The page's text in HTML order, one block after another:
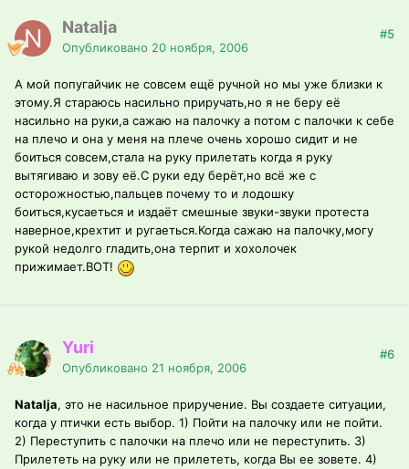
Natalja
Опубликовано 20 ноября, 2006
#5
А мой попугайчик не совсем ещё ручной но мы уже близки к
этому.Я стараюсь насильно приручать,но я не беру её
насильно на руки,а сажаю на палочку а потом с палочки к себе
на плечо и она у меня на плече очень хорошо сидит и не
боиться совсем,стала на руку прилетать когда я руку
вытягиваю и зову её.С руки еду берёт,но всё же с
осторожностью,пальцев почему то и лодошку
боиться,кусаеться и издаёт смешные звуки-звуки протеста
наверное,крехтит и ругаеться.Когда сажаю на палочку,могу
рукой недолго гладить,она терпит и хохолочек
прижимает.ВОТ!
Yuri
Опубликовано 21 ноября, 2006
#6
Natalja, это не насильное приручение. Вы создаете ситуации,
когда у птички есть выбор. 1) Пойти на палочку или не пойти.
2) Переступить с палочки на плечо или не переступить. 3)
Прилететь на руку или не прилететь, когда Вы ее зовете. 4)